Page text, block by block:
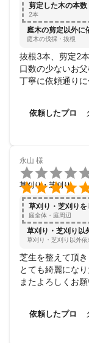
剪定した木の本数
2本
庭木の剪定以外に
庭木の伐採・抜根
抜根3本、剪定2
口数の少ないお
丁寧に依頼通りに
この度はありが
依頼したプロ
永山 様
草刈り・芝刈り
草刈り・芝刈り
庭全体・庭周辺
草刈り・芝刈り以
草刈り・芝刈り以外
芝生を整えて頂き
とても綺麗になり
またよろしくお願
依頼したプロ